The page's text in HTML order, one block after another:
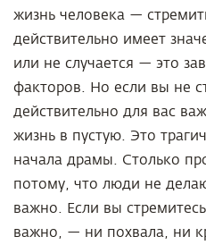
жизнь человека —
действительно имеет
или не случается — это
факторов. Но если вы не
действительно для вас
жизнь в пустую. Это
начала драмы. Столько
потому, что люди не
важно. Если вы
важно, — ни похвала, ни